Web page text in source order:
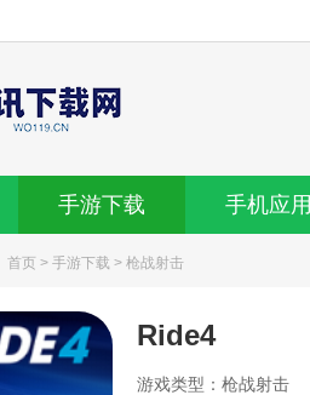
手游下载 手机应用
首页 > 手游下载 > 枪战射击
Ride4
游戏类型：枪战射击